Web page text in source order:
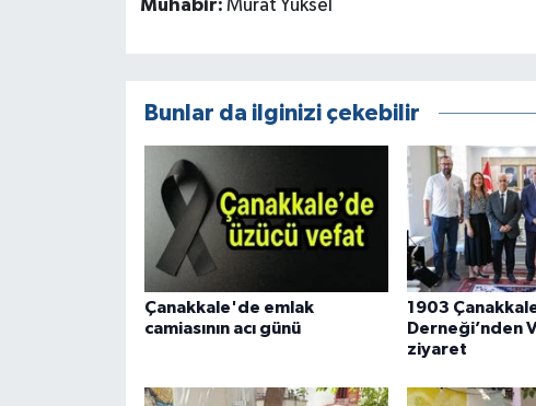
Muhabir: Murat Yüksel
Bunlar da ilginizi çekebilir
Çanakkale'de emlak
camiasının acı günü
1903
Derneği’nden
ziyaret